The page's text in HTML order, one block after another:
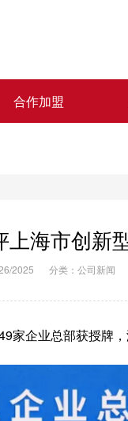
合作加盟
上海市创新
2025 分类： 公司新闻
企业总部获授牌